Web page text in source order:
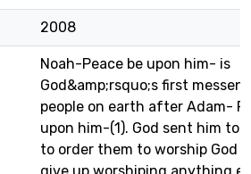
2008
Noah-Peace be upon him- is
God&amp;rsquo;s first
people on earth after Adam-
upon him-(1). God sent him to
to order them to worship God